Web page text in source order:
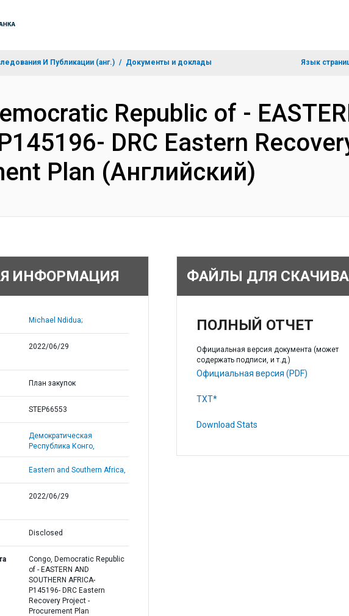
И Публикации (анг.) Документы и доклады Язык
Republic of -
DRC Eastern
Plan (Английский)
ИНФОРМАЦИЯ
Michael Ndidua;
2022/06/29
План закупок
STEP66553
Демократическая
Республика Конго,
Eastern and Southern Africa,
2022/06/29
Disclosed
Congo, Democratic Republic
of - EASTERN AND
SOUTHERN AFRICA-
P145196- DRC Eastern
Recovery Project -
Procurement Plan
ФАЙЛЫ ДЛЯ
ПОЛНЫЙ ОТЧЕТ
Официальная версия документа (может
содержать подписи, и т.д.)
Официальная версия (PDF)
TXT*
Download Stats